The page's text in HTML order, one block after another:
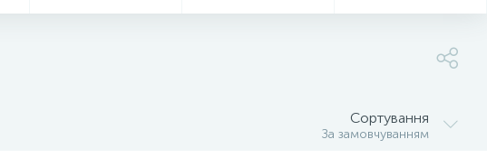
Сортування
За замовчуванням